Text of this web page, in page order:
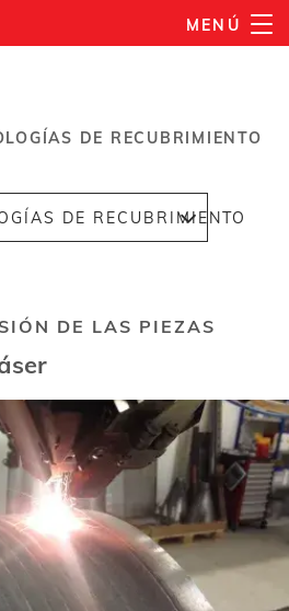
MENÚ
DE RECUBRIMIENTO
DE RECUBRIMIENTO
DE LAS PIEZAS